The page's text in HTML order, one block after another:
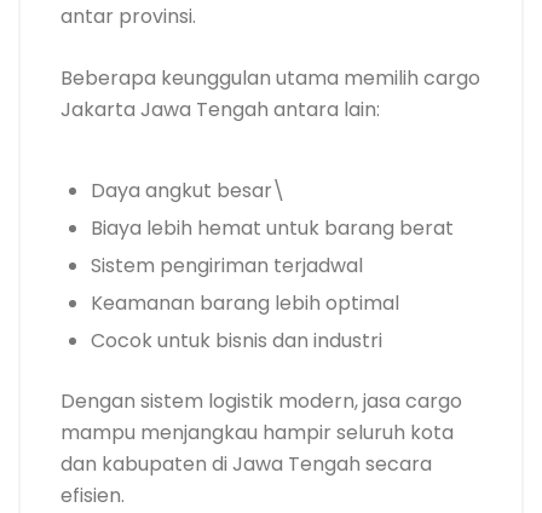
antar provinsi.
Beberapa keunggulan utama memilih cargo
Jakarta Jawa Tengah antara lain:
Daya angkut besar\
Biaya lebih hemat untuk barang berat
Sistem pengiriman terjadwal
Keamanan barang lebih optimal
Cocok untuk bisnis dan industri
Dengan sistem logistik modern, jasa cargo
mampu menjangkau hampir seluruh kota
dan kabupaten di Jawa Tengah secara
efisien.